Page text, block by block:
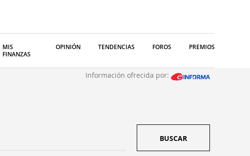
MIS
FINANZAS
OPINIÓN TENDENCIAS FOROS PREMIOS
Información ofrecida por:
BUSCAR